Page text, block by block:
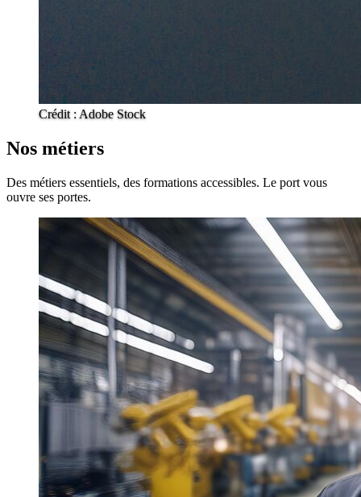
Crédit : Adobe Stock
Nos métiers
Des métiers essentiels, des formations accessibles. Le port vous
ouvre ses portes.